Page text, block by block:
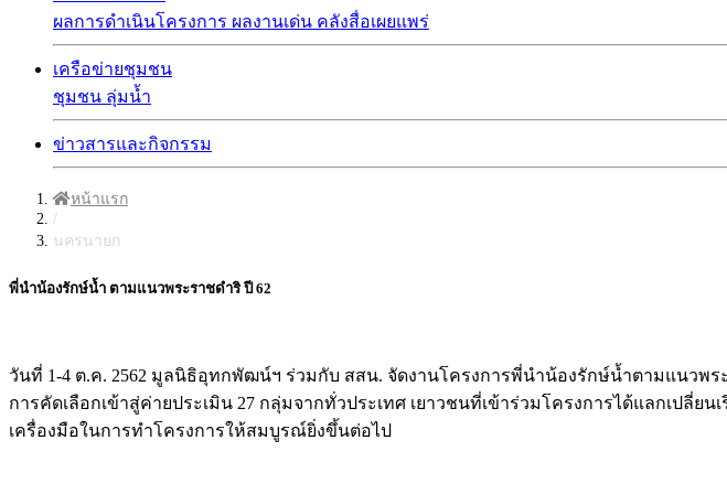
ผลการดำเนินโครงการ ผลงานเด่น คลังสื่อเผยแพร่
เครือข่ายชุมชน
ชุมชน ลุ่มน้ำ
ข่าวสารและกิจกรรม
หน้าแรก
/
นครนายก
พี่นำน้องรักษ์น้ำ ตามแนวพระราชดำริ ปี 62
วันที่ 1-4 ต.ค. 2562 มูลนิธิอุทกพัฒน์ฯ ร่วมกับ สสน. จัดงานโครงการพี่นำน้องรักษ์น้ำตามแนว
การคัดเลือกเข้าสู่ค่ายประเมิน 27 กลุ่มจากทั่วประเทศ เยาวชนที่เข้าร่วมโครงการได้แลกเปลี่ย
เครื่องมือในการทำโครงการให้สมบูรณ์ยิ่งขึ้นต่อไป